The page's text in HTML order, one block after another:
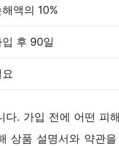
해액의 10%
입 후 90일
요
. 가입 전에 어떤 피
상품 설명서와 약관